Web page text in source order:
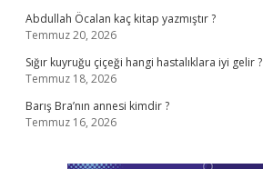
Abdullah Öcalan kaç kitap yazmıştır ?
Temmuz 20, 2026
Sığır kuyruğu çiçeği hangi hastalıklara iyi gelir ?
Temmuz 18, 2026
Barış Bra’nın annesi kimdir ?
Temmuz 16, 2026